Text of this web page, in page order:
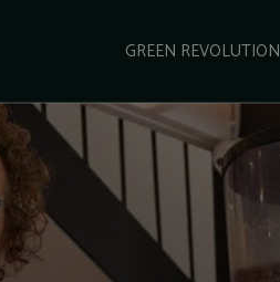
GREEN REVOLUTION